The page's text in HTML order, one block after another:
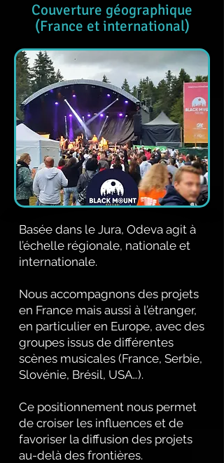
Couverture géographique
(France et international)
Basée dans le Jura, Odeva agit à
l’échelle régionale, nationale et
internationale.
Nous accompagnons des projets
en France mais aussi à l’étranger,
en particulier en Europe, avec des
groupes issus de différentes
scènes musicales (France, Serbie,
Slovénie, Brésil, USA…).
Ce positionnement nous permet
de croiser les influences et de
favoriser la diffusion des projets
au-delà des frontières.